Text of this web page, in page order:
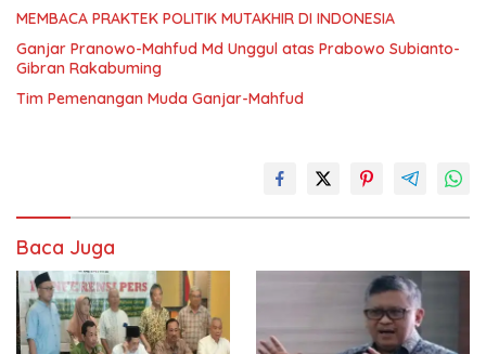
MEMBACA PRAKTEK POLITIK MUTAKHIR DI INDONESIA
Ganjar Pranowo-Mahfud Md Unggul atas Prabowo Subianto-
Gibran Rakabuming
Tim Pemenangan Muda Ganjar-Mahfud
Baca Juga